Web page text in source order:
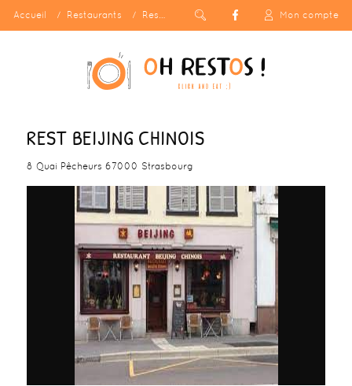
Accueil Restaurants Rest Beijing Chinois Mon compte
REST BEIJING CHINOIS
8 Quai Pêcheurs 67000 Strasbourg